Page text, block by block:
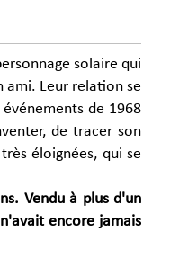
solaire qui
ami. Leur relation se
de 1968
de tracer son
éloignées, qui se
Vendu à plus d'un
encore jamais